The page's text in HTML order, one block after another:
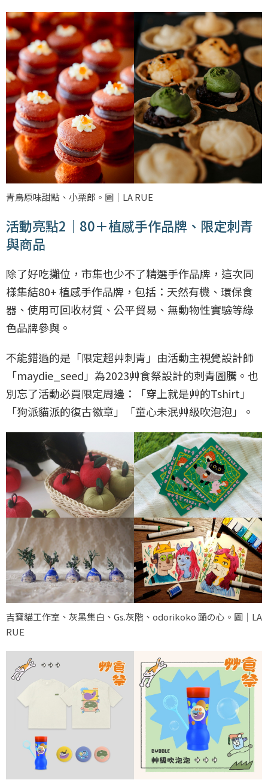
青鳥原味甜點、小栗郎。圖｜LA RUE
活動亮點2｜80＋植感手作品牌、限定刺青
與商品
除了好吃攤位，市集也少不了精選手作品牌，這次同
樣集結80+ 植感手作品牌，包括：天然有機、環保食
器、使用可回收材質、公平貿易、無動物性實驗等綠
色品牌參與。
不能錯過的是「限定超艸刺青」由活動主視覺設計師
「maydie_seed」為2023艸食祭設計的刺青圖騰。也
別忘了活動必買限定周邊：「穿上就是艸的Tshirt」
「狗派貓派的復古徽章」「童心未泯艸級吹泡泡」。
吉寶貓工作室、灰黑集白、Gs.灰階、odorikoko 踊の心。圖｜LA
RUE